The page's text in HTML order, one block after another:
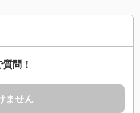
問！
ません